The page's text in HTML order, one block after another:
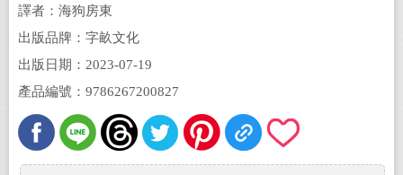
(text. Ian Lendler illust. Pamela Zagarenski)
譯者：海狗房東
出版品牌：字畝文化
出版日期：2023-07-19
產品編號：9786267200827